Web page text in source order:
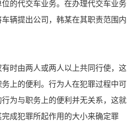
的代交车业务。在办理代交车业务
辆提出公司，韩某在其职责范围内
时由两人或两人以上共同行使，这
上的便利。行为人在犯罪过程中可
为与职务上的便利并无关系，这就
成犯罪所起作用的大小来确定罪